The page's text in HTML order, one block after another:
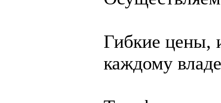
Гибкие цены,
каждому